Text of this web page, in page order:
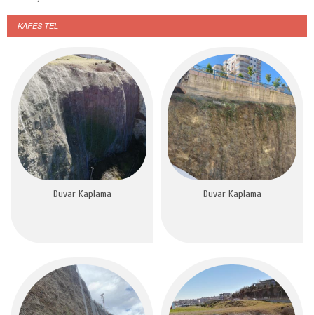
KAFES TEL
Duvar Kaplama Duvar Kaplama